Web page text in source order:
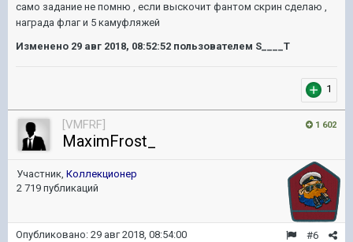
само задание не помню , если выскочит фантом скрин сделаю ,
награда флаг и 5 камуфляжей
Изменено 29 авг 2018, 08:52:52 пользователем S____T
1
1 602
[VMFRF]
MaximFrost_
Участник, Коллекционер
2 719 публикаций
#6
Опубликовано: 29 авг 2018, 08:54:00